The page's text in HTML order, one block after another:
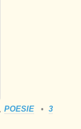
POESIE
3